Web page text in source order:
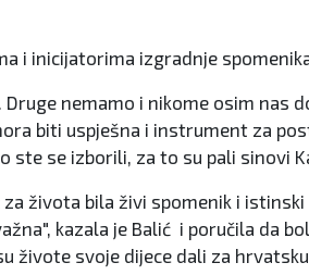
i inicijatorima izgradnje
nemamo i nikome osim nas
biti uspješna i instrument za
se izborili, za to su pali sinovi
života bila živi spomenik i
kazala je Balić i poručila da
živote svoje dijece dali za